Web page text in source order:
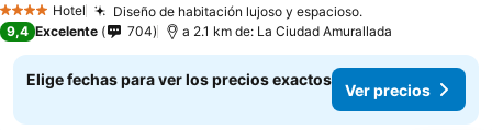
4 EstrellasHotel Diseño de habitación lujoso y espacioso.
9,4 Excelente 704 a 2.1 km de: La Ciudad Amurallada
Elige fechas para ver los precios exactos
Ver precios